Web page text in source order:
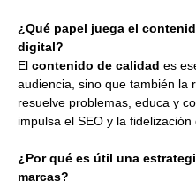
¿Qué papel juega el
digital?
El contenido de calidad es
audiencia, sino que también la
resuelve problemas, educa y
impulsa el SEO y la fidelización
¿Por qué es útil una
marcas?